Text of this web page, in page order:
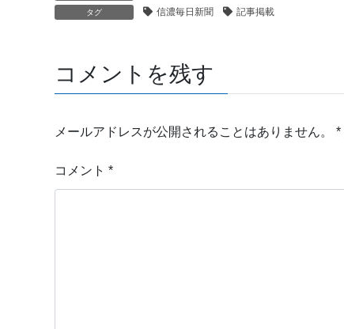
タグ 信濃毎日新聞 記事掲載
コメントを残す
メールアドレスが公開されることはありません。 *
コメント *